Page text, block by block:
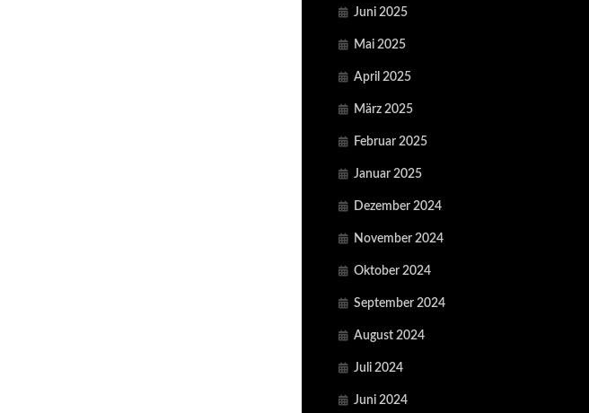
Juni 2025
Mai 2025
April 2025
März 2025
Februar 2025
Januar 2025
Dezember 2024
November 2024
Oktober 2024
September 2024
August 2024
Juli 2024
Juni 2024